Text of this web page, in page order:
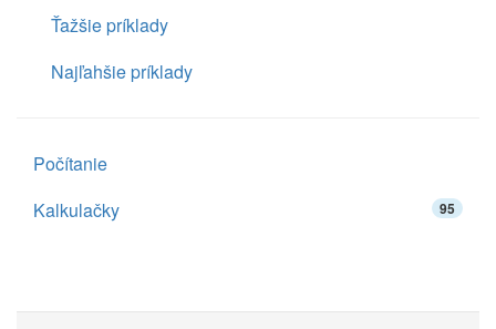
Ťažšie príklady
Najľahšie príklady
Počítanie
Kalkulačky
95